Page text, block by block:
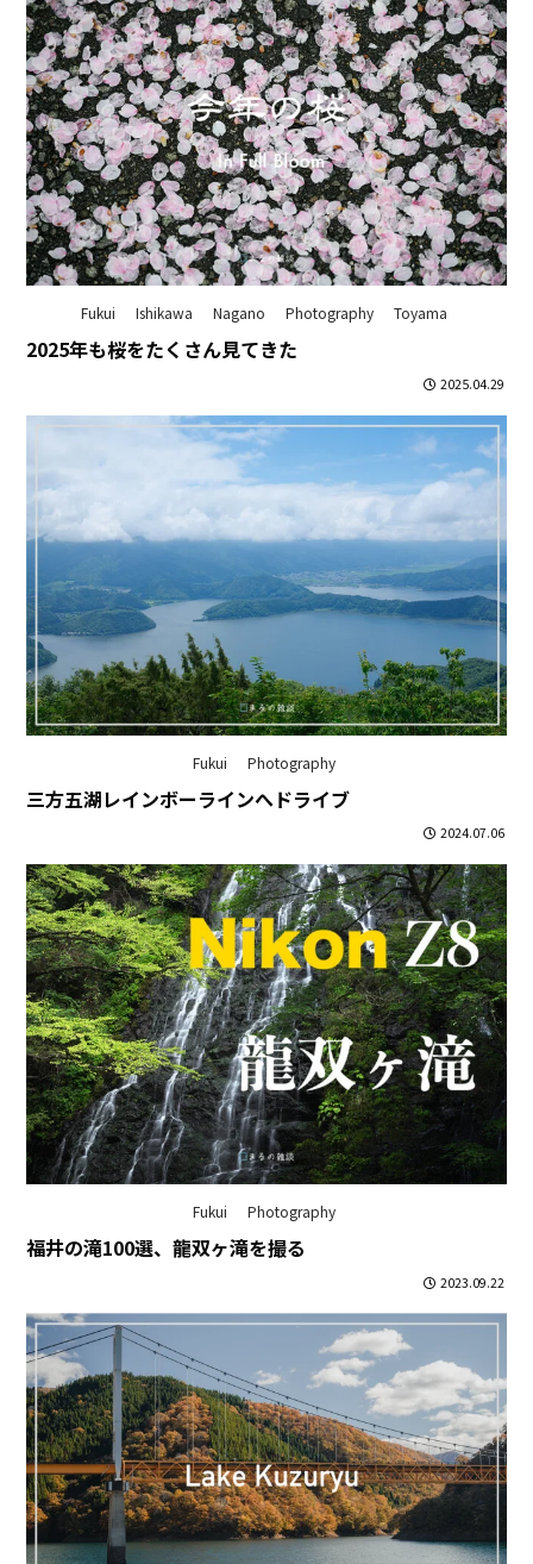
Fukui Ishikawa Nagano Photography Toyama
2025年も桜をたくさん見てきた
2025.04.29
Fukui Photography
三方五湖レインボーラインへドライブ
2024.07.06
Fukui Photography
福井の滝100選、龍双ヶ滝を撮る
2023.09.22